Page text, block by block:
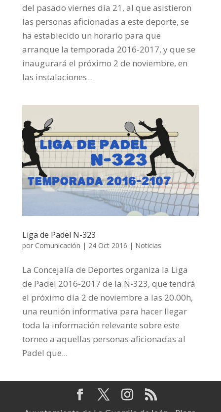
del pasado viernes día 21, al que asistieron
las personas aficionadas a este deporte, se
ha establecido un horario para que
arranque la temporada 2016-2017, y que se
inaugurará el próximo 2 de noviembre, en
las instalaciones...
Liga de Padel N-323
por Comunicación | 24 Oct 2016 | Noticias
La Concejalía de Deportes organiza la Liga
de Padel 2016-2017 de la N-323, que tendrá
el próximo día 2 de noviembre a las 20.00h,
una reunión informativa para hacer llegar
toda la información relevante sobre este
torneo a aquellas personas aficionadas al
Padel que...